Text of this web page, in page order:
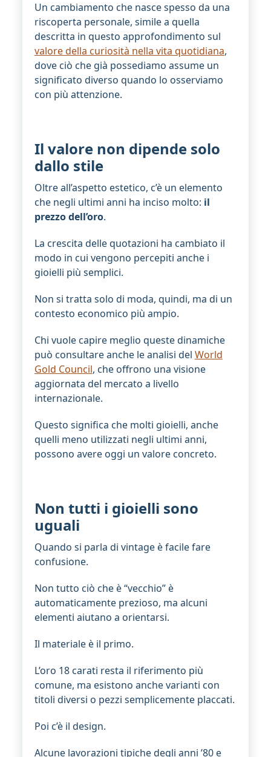
Un cambiamento che nasce spesso da una
riscoperta personale, simile a quella
descritta in questo approfondimento sul
valore della curiosità nella vita quotidiana,
dove ciò che già possediamo assume un
significato diverso quando lo osserviamo
con più attenzione.
Il valore non dipende solo
dallo stile
Oltre all’aspetto estetico, c’è un elemento
che negli ultimi anni ha inciso molto: il
prezzo dell’oro.
La crescita delle quotazioni ha cambiato il
modo in cui vengono percepiti anche i
gioielli più semplici.
Non si tratta solo di moda, quindi, ma di un
contesto economico più ampio.
Chi vuole capire meglio queste dinamiche
può consultare anche le analisi del World
Gold Council, che offrono una visione
aggiornata del mercato a livello
internazionale.
Questo significa che molti gioielli, anche
quelli meno utilizzati negli ultimi anni,
possono avere oggi un valore concreto.
Non tutti i gioielli sono
uguali
Quando si parla di vintage è facile fare
confusione.
Non tutto ciò che è “vecchio” è
automaticamente prezioso, ma alcuni
elementi aiutano a orientarsi.
Il materiale è il primo.
L’oro 18 carati resta il riferimento più
comune, ma esistono anche varianti con
titoli diversi o pezzi semplicemente placcati.
Poi c’è il design.
Alcune lavorazioni tipiche degli anni ’80 e